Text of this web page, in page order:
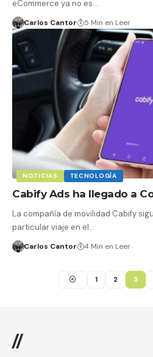
eCommerce ya no es…
Carlos Cantor 5 Min en Leer
NOTICIAS TECNOLOGÍA
Cabify Ads ha llegado a
La compañía de movilidad Cabify
particular viaje en el…
Carlos Cantor 4 Min en Leer
1 2 3
//